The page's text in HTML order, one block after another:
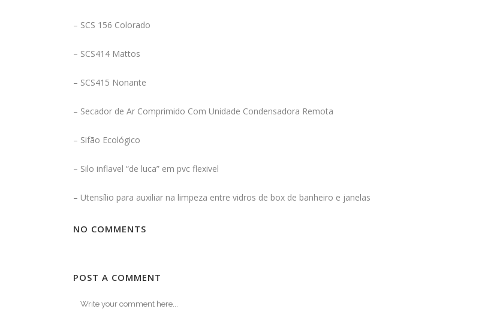
– SCS 156 Colorado
– SCS414 Mattos
– SCS415 Nonante
– Secador de Ar Comprimido Com Unidade Condensadora Remota
– Sifão Ecológico
– Silo inflavel “de luca” em pvc flexivel
– Utensílio para auxiliar na limpeza entre vidros de box de banheiro e janelas
NO COMMENTS
POST A COMMENT